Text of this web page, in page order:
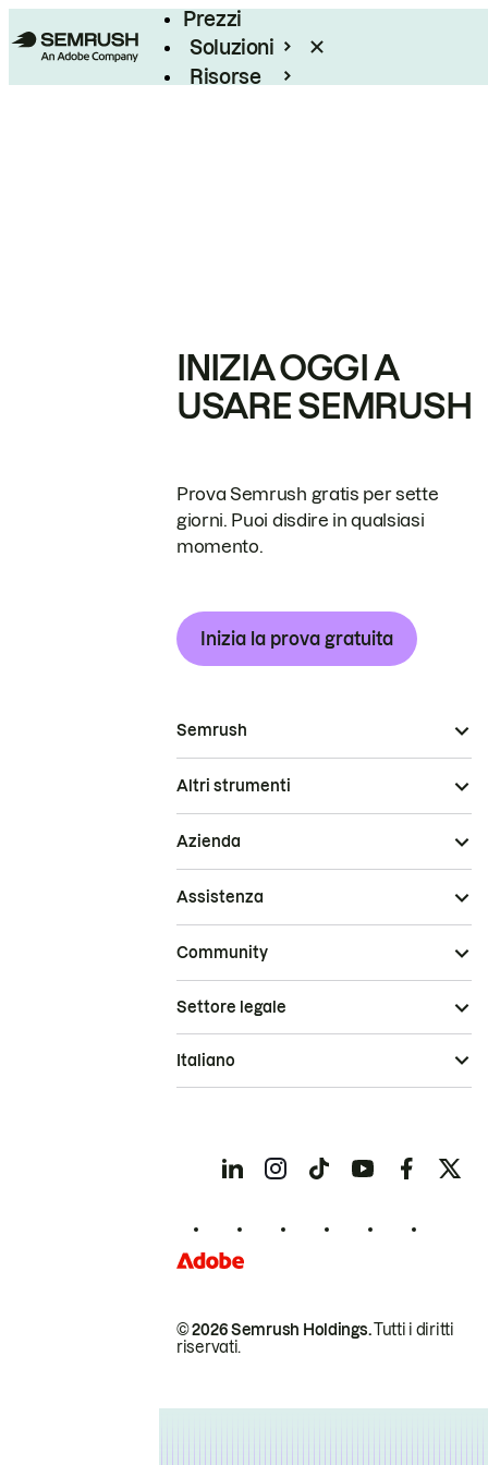
Prezzi
Soluzioni
Risorse
INIZIA OGGI A
USARE SEMRUSH
Prova Semrush gratis per sette
giorni. Puoi disdire in qualsiasi
momento.
Inizia la prova gratuita
Semrush
Altri strumenti
Azienda
Assistenza
Community
© 2026 Semrush Holdings.Tutti i diritti
riservati.
Settore legale
Italiano